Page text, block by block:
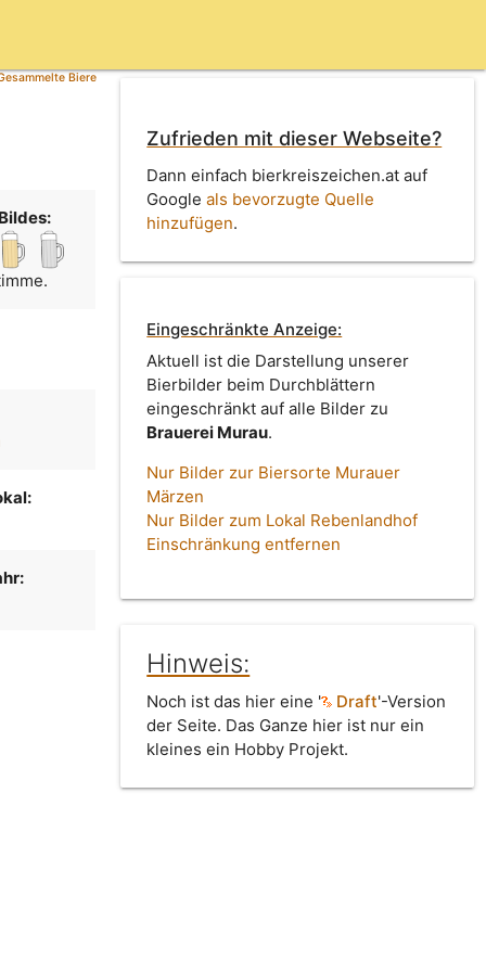
Biere
Zufrieden mit dieser Webseite?
Dann einfach bierkreiszeichen.at auf
Googleals bevorzugte Quelle
hinzufügen.
Eingeschränkte Anzeige:
Aktuell ist die Darstellung unserer
Bierbilder beim Durchblättern
eingeschränkt auf alle Bilder zu
Brauerei Murau.
Nur Bilder zur Biersorte Murauer
Märzen
Nur Bilder zum Lokal Rebenlandhof
Einschränkung entfernen
Hinweis:
Noch ist das hier eine ' Draft'-Version
der Seite. Das Ganze hier ist nur ein
kleines ein Hobby Projekt.